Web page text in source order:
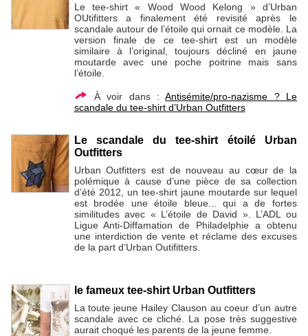
Le tee-shirt « Wood Wood Kelong » d’Urban
OUtifitters a finalement été revisité après le
scandale autour de l’étoile qui ornait ce modèle. La
version finale de ce tee-shirt est un modèle
similaire à l’original, toujours décliné en jaune
moutarde avec une poche poitrine mais sans
l’étoile.
À voir dans :Antisémite/pro-nazisme ? Le
scandale du tee-shirt d’Urban Outfitters
Le scandale du tee-shirt étoilé Urban
Outfitters
Urban Outfitters est de nouveau au cœur de la
polémique à cause d’une pièce de sa collection
d’été 2012, un tee-shirt jaune moutarde sur lequel
est brodée une étoile bleue... qui a de fortes
similitudes avec « L’étoile de David ». L’ADL ou
Ligue Anti-Diffamation de Philadelphie a obtenu
une interdiction de vente et réclame des excuses
de la part d’Urban Outifitters.
le fameux tee-shirt Urban Outfitters
La toute jeune Hailey Clauson au coeur d’un autre
scandale avec ce cliché. La pose très suggestive
aurait choqué les parents de la jeune femme.